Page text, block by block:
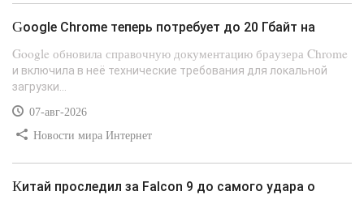
Google Chrome теперь потребует до 20 Гбайт на
Google обновила справочную документацию браузера Chrome
и включила в неё технические требования для локальной
загрузки...
07-авг-2026
Новости мира Интернет
Китай проследил за Falcon 9 до самого удара о